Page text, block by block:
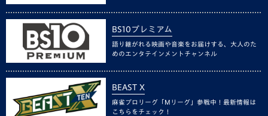
BS10プレミアム
語り継がれる映画や音楽をお届けする、大人のた
めのエンタテインメントチャンネル
BEAST X
麻雀プロリーグ「Mリーグ」参戦中！最新情報は
こちらをチェック！